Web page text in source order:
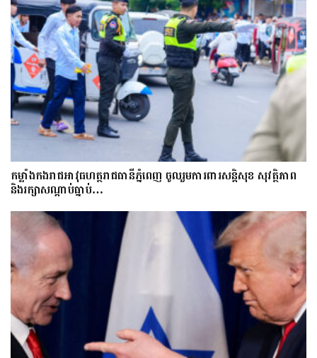
កម្លាំងកងរាជអាវុធហត្ថរាជធានីភ្នំពេញ ចូលរួមការពារសន្តិសុខ សុវត្ថិភាព
និងរក្សាសណ្តាប់ធ្នាប់…